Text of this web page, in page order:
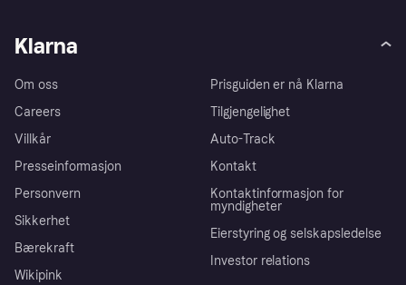
Klarna
Om oss
Careers
Villkår
Presseinformasjon
Personvern
Sikkerhet
Bærekraft
Wikipink
Prisguiden er nå Klarna
Tilgjengelighet
Auto-Track
Kontakt
Kontaktinformasjon for
myndigheter
Eierstyring og selskapsledelse
Investor relations